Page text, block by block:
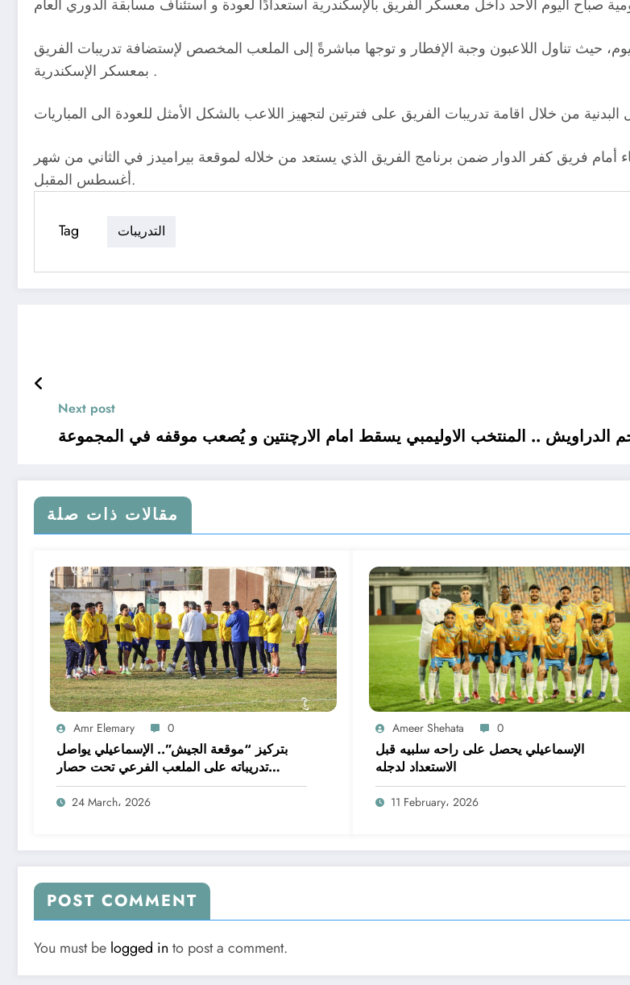
حيث تناول اللاعبون وجبة الإفطار و توجها مباشرةً إلى الملعب المخصص لإستضافة تدريبات الفريق
بمعسكر الإسكندرية .
أمام فريق كفر الدوار ضمن برنامج الفريق الذي يستعد من خلاله لموقعة بيراميدز في الثاني من شهر
أغسطس المقبل.
Tag التدريبات
Next post
الدراويش .. المنتخب الاوليمبي يسقط امام الارچنتين و يُصعب موقفه في المجموعة
مقالات ذات صلة
Amr Elemary 0
بتركيز “موقعة الجيش”.. الإسماعيلي يواصل
تدريباته على الملعب الفرعي تحت حصار
الصيانة
24 March، 2026
Ameer Shehata 0
الإسماعيلي يحصل على راحه سلبيه قبل
الاستعداد لدجله
11 February، 2026
POST COMMENT
You must be logged in to post a comment.